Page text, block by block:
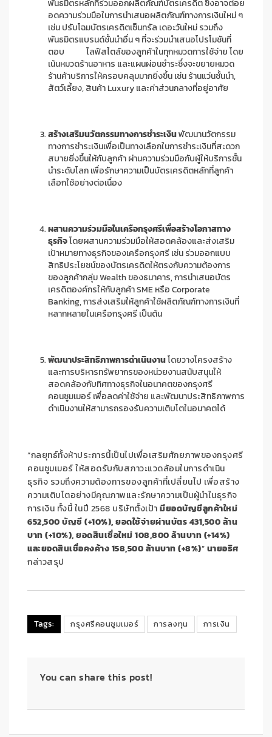
พันธมิตรหลักที่ร่วมออกผลิตภัณฑ์บัตรเครดิต ซึ่งอาจต่อย
อดความร่วมมือในการนำเสนอผลิตภัณฑ์ทางการเงินใหม่ ๆ
เช่น ปรับโฉมบัตรเครดิตเซ็นทรัล เดอะวันใหม่ รวมถึง
พันธมิตรแบรนด์ชั้นนำอื่น ๆ ที่จะร่วมนำเสนอโปรโมชันที่
ตอบ ไลฟ์สไตล์ของลูกค้าในทุกหมวดการใช้จ่าย โดย
เน้นหมวดร้านอาหาร และแผนผ่อนชำระซึ่งจะขยายหมวด
ร้านค้าบริการให้ครอบคลุมมากยิ่งขึ้น เช่น ร้านแว่นชั้นนำ,
สัตว์เลี้ยง, สินค้า Luxury และค่าส่วนกลางที่อยู่อาศัย
สร้างเสริมนวัตกรรมทางการชำระเงินพัฒนานวัตกรรม
ทางการชำระเงินเพื่อเป็นทางเลือกในการชำระเงินที่สะดวก
สบายยิ่งขึ้นให้กับลูกค้า ผ่านความร่วมมือกับผู้ให้บริการชั้น
นำระดับโลก เพื่อรักษาความเป็นบัตรเครดิตหลักที่ลูกค้า
เลือกใช้อย่างต่อเนื่อง
ผสานความร่วมมือในเครือกรุงศรีเพื่อสร้างโอกาสทาง
ธุรกิจโดยผสานความร่วมมือให้สอดคล้องและส่งเสริม
เป้าหมายทางธุรกิจของเครือกรุงศรี เช่น ร่วมออกแบบ
สิทธิประโยชน์ของบัตรเครดิตให้ตรงกับความต้องการ
ของลูกค้ากลุ่ม Wealth ของธนาคาร, การนำเสนอบัตร
เครดิตองค์กรให้กับลูกค้า SME หรือ Corporate
Banking, การส่งเสริมให้ลูกค้าใช้ผลิตภัณฑ์ทางการเงินที่
หลากหลายในเครือกรุงศรี เป็นต้น
พัฒนาประสิทธิภาพการดำเนินงานโดยวางโครงสร้าง
และการบริหารทรัพยากรของหน่วยงานสนับสนุนให้
สอดคล้องกับทิศทางธุรกิจในอนาคตของกรุงศรี
คอนซูมเมอร์ เพื่อลดค่าใช้จ่าย และพัฒนาประสิทธิภาพการ
ดำเนินงานให้สามารถรองรับความเติบโตในอนาคตได้
“กลยุทธ์ทั้งห้าประการนี้เป็นไปเพื่อเสริมศักยภาพของกรุงศรี
คอนซูมเมอร์ ให้สอดรับกับสภาวะแวดล้อมในการดำเนิน
ธุรกิจ รวมถึงความต้องการของลูกค้าที่เปลี่ยนไป เพื่อสร้าง
ความเติบโตอย่างมีคุณภาพและรักษาความเป็นผู้นำในธุรกิจ
การเงิน ทั้งนี้ ในปี 2568 บริษัทตั้งเป้ามียอดบัญชีลูกค้าใหม่
652,500 บัญชี (+10%), ยอดใช้จ่ายผ่านบัตร 431,500 ล้าน
บาท (+10%), ยอดสินเชื่อใหม่ 108,800 ล้านบาท (+14%)
และยอดสินเชื่อคงค้าง 158,500 ล้านบาท (+8%)”นายอธิศ
กล่าวสรุป
Tags: กรุงศรีคอนซูมเมอร์ การลงทุน การเงิน
You can share this post!